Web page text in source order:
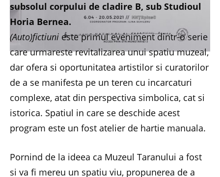
subsolul corpului de cladire B, sub Studioul
Horia Bernea.
(Auto)fictiuni este primul eveniment dintr-o serie
care urmareste revitalizarea unui spatiu muzeal,
dar ofera si oportunitatea artistilor si curatorilor
de a se manifesta pe un teren cu incarcaturi
complexe, atat din perspectiva simbolica, cat si
istorica. Spatiul in care se deschide acest
program este un fost atelier de hartie manuala.
Pornind de la ideea ca Muzeul Taranului a fost
si va fi mereu un spatiu viu, propunerea de a